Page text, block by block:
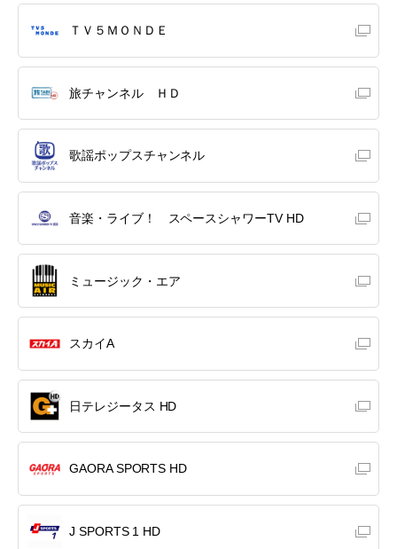
ＴＶ５ＭＯＮＤＥ
旅チャンネル ＨＤ
歌謡ポップスチャンネル
音楽・ライブ！ スペースシャワーTV HD
ミュージック・エア
スカイA
日テレジータス HD
GAORA SPORTS HD
J SPORTS 1 HD